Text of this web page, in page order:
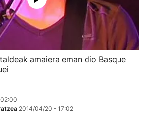
amaiera eman dio Basque
2014/04/20 - 17:02